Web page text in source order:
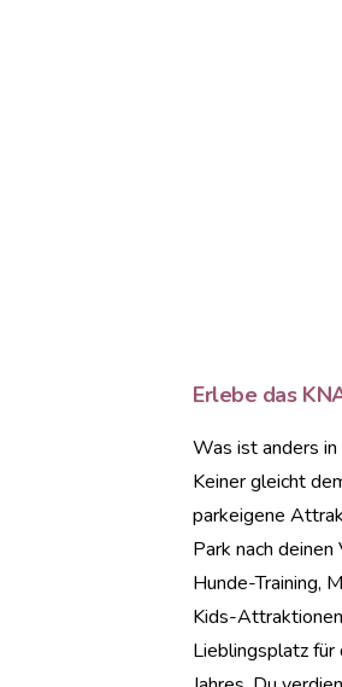
Erlebe das
Was ist anders
Keiner gleicht
parkeigene
Park nach
Hunde-Training,
Kids-
Lieblingsplatz